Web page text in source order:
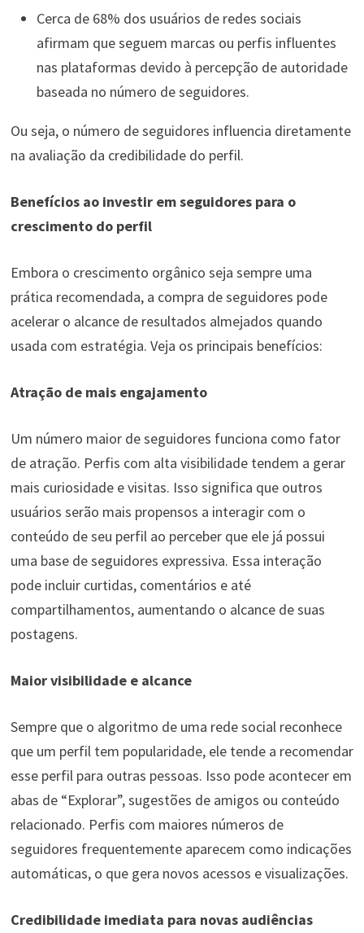
Cerca de 68% dos usuários de redes sociais
afirmam que seguem marcas ou perfis influentes
nas plataformas devido à percepção de autoridade
baseada no número de seguidores.
Ou seja, o número de seguidores influencia diretamente
na avaliação da credibilidade do perfil.
Benefícios ao investir em seguidores para o
crescimento do perfil
Embora o crescimento orgânico seja sempre uma
prática recomendada, a compra de seguidores pode
acelerar o alcance de resultados almejados quando
usada com estratégia. Veja os principais benefícios:
Atração de mais engajamento
Um número maior de seguidores funciona como fator
de atração. Perfis com alta visibilidade tendem a gerar
mais curiosidade e visitas. Isso significa que outros
usuários serão mais propensos a interagir com o
conteúdo de seu perfil ao perceber que ele já possui
uma base de seguidores expressiva. Essa interação
pode incluir curtidas, comentários e até
compartilhamentos, aumentando o alcance de suas
postagens.
Maior visibilidade e alcance
Sempre que o algoritmo de uma rede social reconhece
que um perfil tem popularidade, ele tende a recomendar
esse perfil para outras pessoas. Isso pode acontecer em
abas de “Explorar”, sugestões de amigos ou conteúdo
relacionado. Perfis com maiores números de
seguidores frequentemente aparecem como indicações
automáticas, o que gera novos acessos e visualizações.
Credibilidade imediata para novas audiências